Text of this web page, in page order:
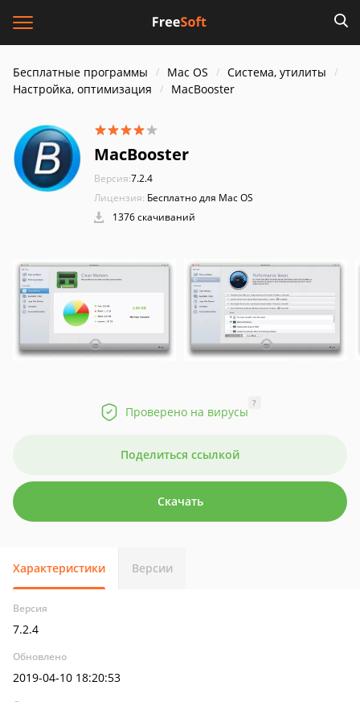
Бесплатные программы Mac OS
Система, утилиты
Настройка, оптимизация
MacBooster
MacBooster
Версия:7.2.4
Лицензия: Бесплатно для Mac OS
1376 скачиваний
Проверено на вирусы
?
Поделиться ссылкой
Скачать
Характеристики Версии
Версия
7.2.4
Обновлено
2019-04-10 18:20:53